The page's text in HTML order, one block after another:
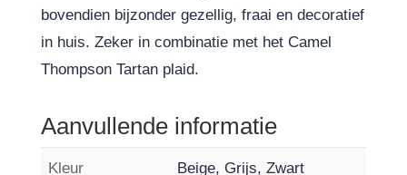
bovendien bijzonder gezellig, fraai en decoratief
in huis. Zeker in combinatie met het Camel
Thompson Tartan plaid.
Aanvullende informatie
Kleur Beige, Grijs, Zwart